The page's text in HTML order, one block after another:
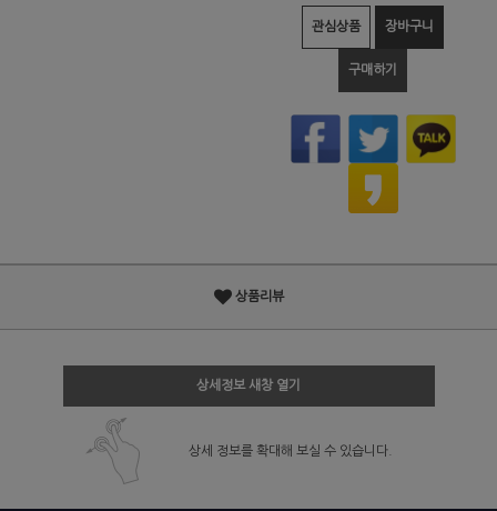
관심상품 장바구니
구매하기
상품리뷰
상세정보 새창 열기
상세 정보를 확대해 보실 수 있습니다.